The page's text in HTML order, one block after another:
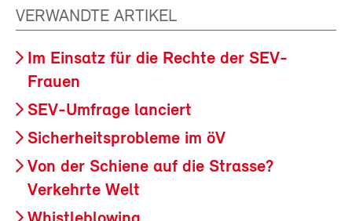
VERWANDTE ARTIKEL
Im Einsatz für die Rechte der SEV-
Frauen
SEV-Umfrage lanciert
Sicherheitsprobleme im öV
Von der Schiene auf die Strasse?
Verkehrte Welt